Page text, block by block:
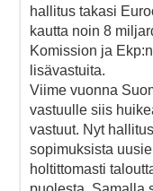
hallitus takasi
kautta noin 8
Komission ja
lisävastuita.
Viime vuonna
vastuulle siis
vastuut. Nyt
sopimuksista
holtittomasti